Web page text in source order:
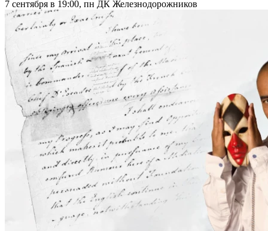
7 сентября в 19:00, пн ДК Железнодорожников